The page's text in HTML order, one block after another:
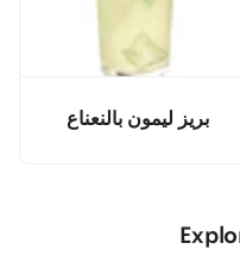
بريز ليمون بالنعناع